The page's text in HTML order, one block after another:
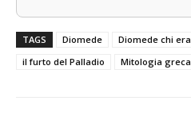
TAGS Diomede Diomede chi era
il furto del Palladio
Mitologia greca